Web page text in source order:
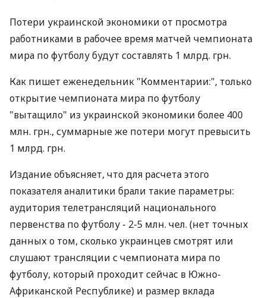
Потери украинской экономики от просмотра
работниками в рабочее время матчей чемпионата
мира по футболу будут составлять 1 млрд. грн.
Как пишет еженедельник "Комментарии:", только
открытие чемпионата мира по футболу
"вытащило" из украинской экономики более 400
млн. грн., суммарные же потери могут превысить
1 млрд. грн.
Издание объясняет, что для расчета этого
показателя аналитики брали такие параметры:
аудитория телетрансляций национального
первенства по футболу - 2-5 млн. чел. (нет точных
данных о том, сколько украинцев смотрят или
слушают трансляции с чемпионата мира по
футболу, который проходит сейчас в Южно-
Африканской Республике) и размер вклада